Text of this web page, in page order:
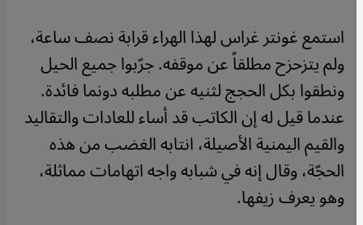
استمع غونتر غراس لهذا الهراء قرابة نصف ساعة،
ولم يتزحزح مطلقاً عن موقفه. جرّبوا جميع الحيل
ونطقوا بكل الحجج لثنيه عن مطلبه دونما فائدة.
عندما قيل له إن الكاتب قد أساء للعادات والتقاليد
والقيم اليمنية الأصيلة، انتابه الغضب من هذه
الحجّة، وقال إنه في شبابه واجه اتهامات مماثلة،
وهو يعرف زيفها.